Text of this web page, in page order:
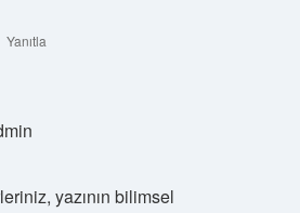
Yanıtla
yazının bilimsel